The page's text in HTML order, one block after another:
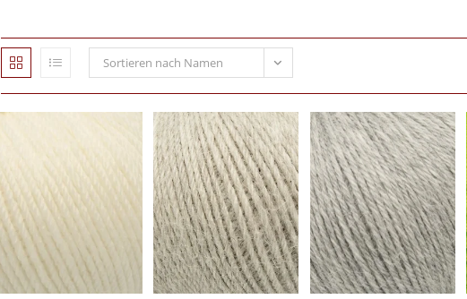
Sortieren nach Namen